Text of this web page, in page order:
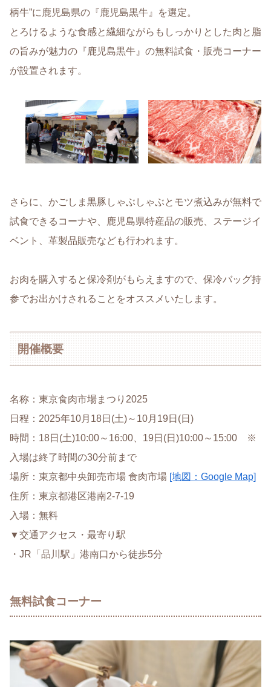
柄牛”に鹿児島県の『鹿児島黒牛』を選定。
とろけるような食感と繊細ながらもしっかりとした肉と脂
の旨みが魅力の『鹿児島黒牛』の無料試食・販売コーナー
が設置されます。
さらに、かごしま黒豚しゃぶしゃぶとモツ煮込みが無料で
試食できるコーナや、鹿児島県特産品の販売、ステージイ
ベント、革製品販売なども行われます。
お肉を購入すると保冷剤がもらえますので、保冷バッグ持
参でお出かけされることをオススメいたします。
開催概要
名称：東京食肉市場まつり2025
日程：2025年10月18日(土)～10月19日(日)
時間：18日(土)10:00～16:00、19日(日)10:00～15:00 ※
入場は終了時間の30分前まで
場所：東京都中央卸売市場 食肉市場 [地図：Google Map]
住所：東京都港区港南2-7-19
入場：無料
▼交通アクセス・最寄り駅
・JR「品川駅」港南口から徒歩5分
無料試食コーナー